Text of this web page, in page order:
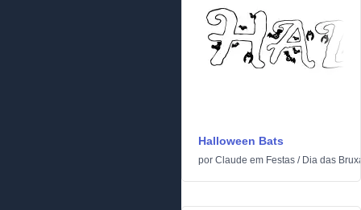
Halloween Bats
por Claude em Festas / Dia das